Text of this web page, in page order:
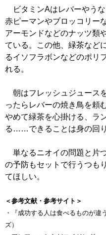
ビタミンAはレバーやう
赤ピーマンやブロッコリー
アーモンドなどのナッツ類
ている。この他、緑茶など
るイソフラボンなどのポリ
れる。
朝はフレッシュジュース
ったらレバーの焼き鳥を頼
やめて緑茶を心掛ける、ラ
る……できることは身の回り
単なるニオイの問題と片
の予防もセットで行うつも
てほしい。
＜参考文献・参考サイト＞
・『成功する人は食べるものが違
ズ）